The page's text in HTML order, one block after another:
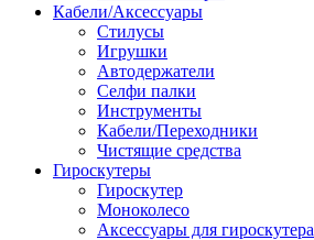
Кабели/Аксессуары
Стилусы
Игрушки
Автодержатели
Селфи палки
Инструменты
Кабели/Переходники
Чистящие средства
Гироскутеры
Гироскутер
Моноколесо
Аксессуары для гироскутера